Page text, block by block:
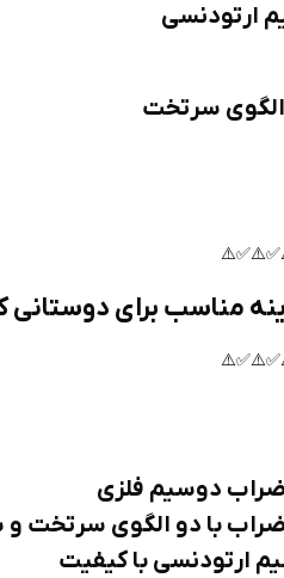
ارتودنسی
سرتخت
مناسب برای دوستانی
دوسیم فلزی
با دو الگوی سرتخت و
ارتودنسی با کیفیت